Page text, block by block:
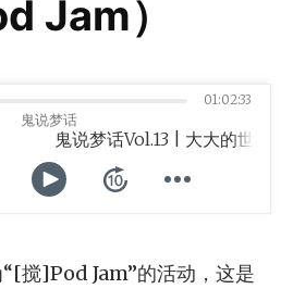
Jam）
鬼说梦话
01:02:33
搅]Pod Jam”的活动，这是